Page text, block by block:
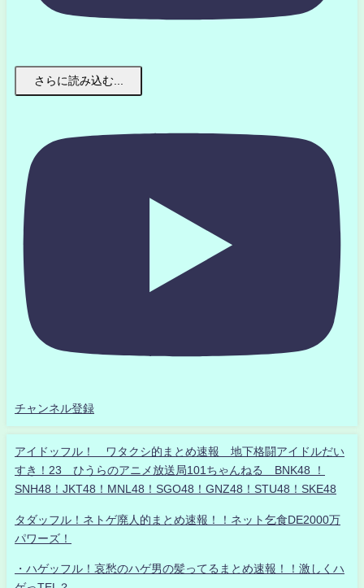
さらに読み込む...
チャンネル登録
アイドッフル！ ワタクシ的まとめ速報 地下格闘アイドルだい
すき！23 ひうらのアニメ放送局101ちゃんねる BNK48 ！
SNH48！JKT48！MNL48！SGO48！GNZ48！STU48！SKE48
タダッフル！ネトゲ廃人的まとめ速報！！ネット乞食DE2000万
パワーズ！
・ハゲッフル！哀愁のハゲ男の髪ってるまとめ速報！！激しくハ